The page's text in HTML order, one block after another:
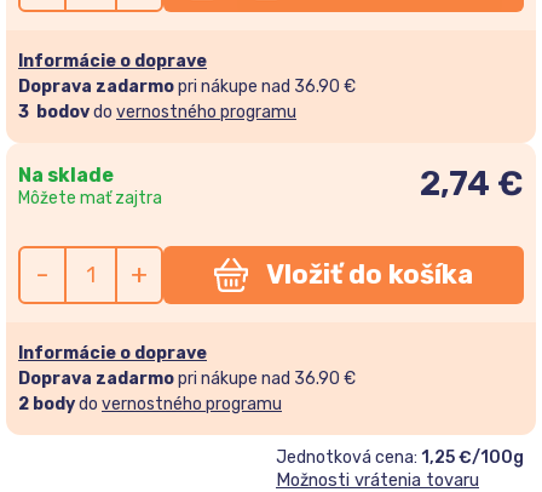
Informácie o doprave
Doprava zadarmopri nákupe nad 36.90 €
3 bodovdo vernostného programu
Na sklade
Môžete mať zajtra 2,74 €
- + Vložiť do košíka
Informácie o doprave
Doprava zadarmopri nákupe nad 36.90 €
2 bodydo vernostného programu
Jednotková cena: 1,25 €/100g
Možnosti vrátenia tovaru